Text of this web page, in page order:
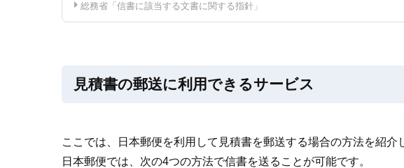
総務省「信書に該当する文書に関する指針」
見積書の郵送に利用できるサービス
ここでは、日本郵便を利用して見積書を郵送する場合の方法を紹介
日本郵便では、次の4つの方法で信書を送ることが可能です。